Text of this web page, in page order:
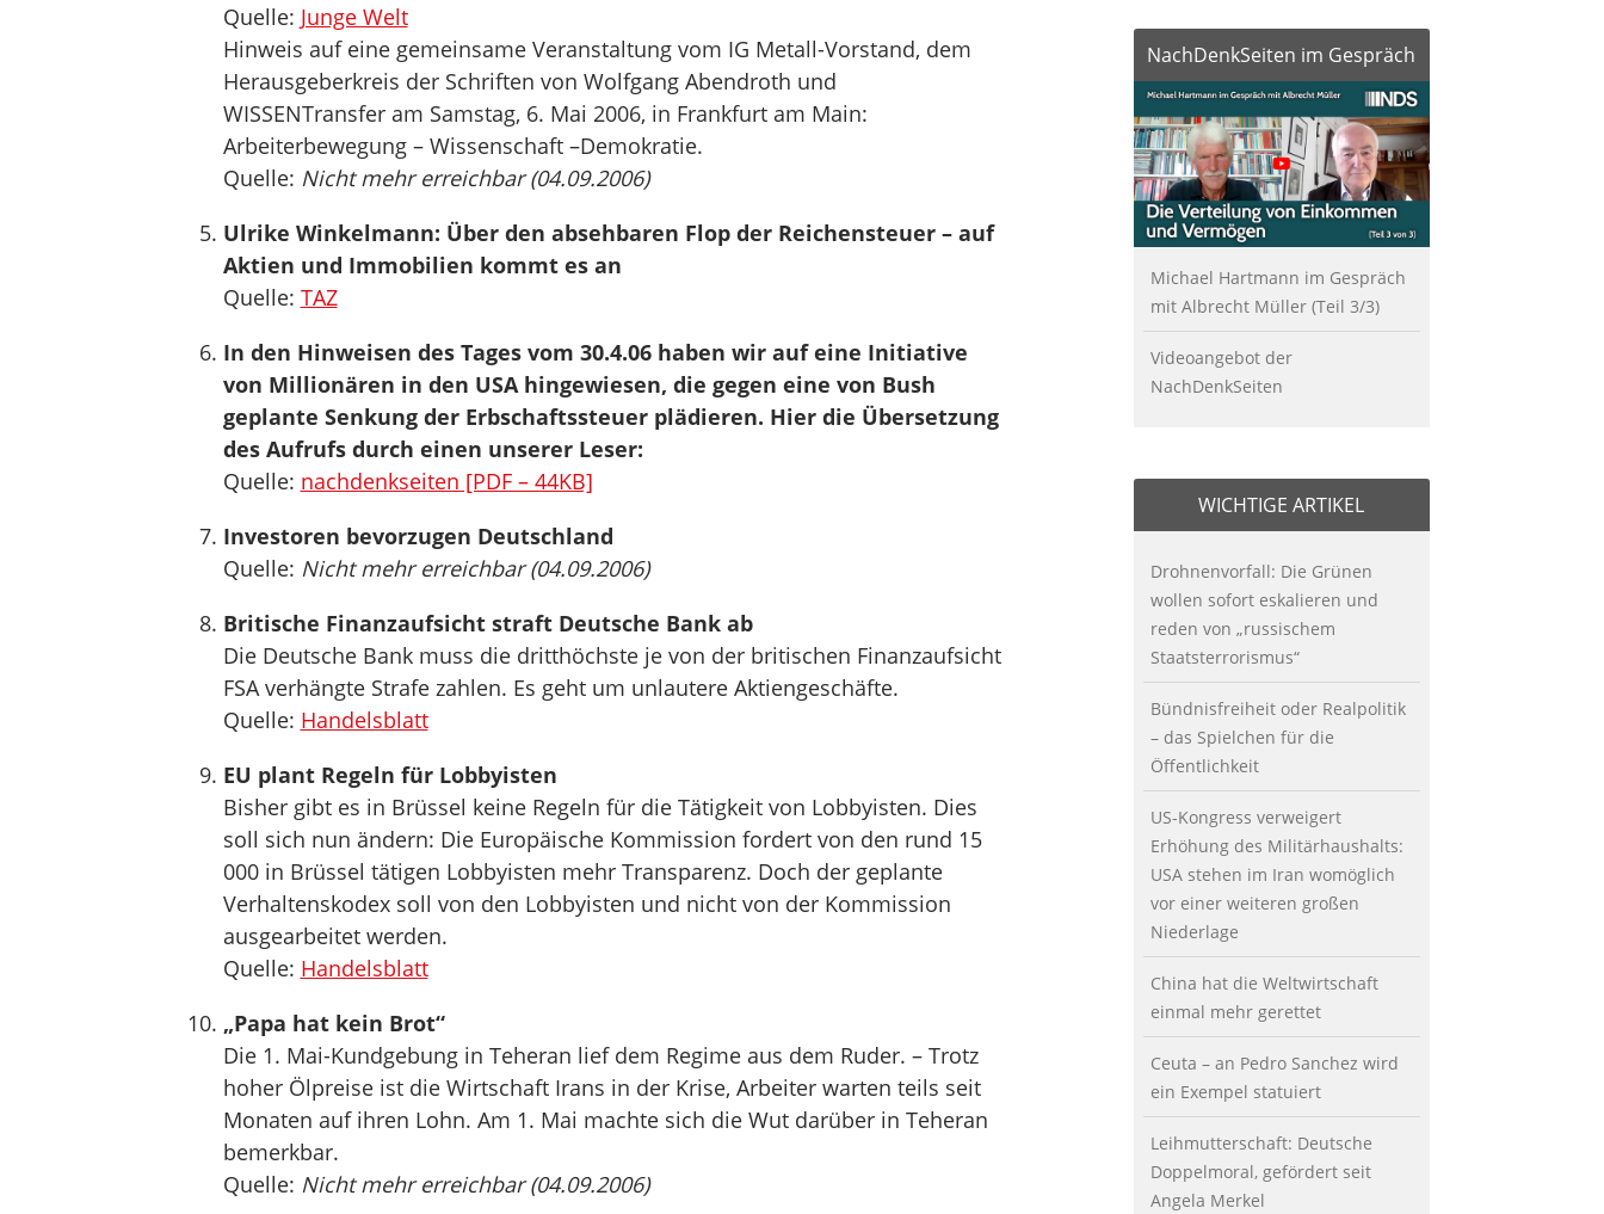
Quelle: Junge Welt
Hinweis auf eine gemeinsame Veranstaltung vom IG Metall-Vorstand, dem
Herausgeberkreis der Schriften von Wolfgang Abendroth und
WISSENTransfer am Samstag, 6. Mai 2006, in Frankfurt am Main:
Arbeiterbewegung – Wissenschaft –Demokratie.
Quelle: Nicht mehr erreichbar (04.09.2006)
Ulrike Winkelmann: Über den absehbaren Flop der Reichensteuer – auf
Aktien und Immobilien kommt es an
Quelle: TAZ
In den Hinweisen des Tages vom 30.4.06 haben wir auf eine Initiative
von Millionären in den USA hingewiesen, die gegen eine von Bush
geplante Senkung der Erbschaftssteuer plädieren. Hier die Übersetzung
des Aufrufs durch einen unserer Leser:
Quelle: nachdenkseiten [PDF – 44KB]
Investoren bevorzugen Deutschland
Quelle: Nicht mehr erreichbar (04.09.2006)
Britische Finanzaufsicht straft Deutsche Bank ab
Die Deutsche Bank muss die dritthöchste je von der britischen Finanzaufsicht
FSA verhängte Strafe zahlen. Es geht um unlautere Aktiengeschäfte.
Quelle: Handelsblatt
EU plant Regeln für Lobbyisten
Bisher gibt es in Brüssel keine Regeln für die Tätigkeit von Lobbyisten. Dies
soll sich nun ändern: Die Europäische Kommission fordert von den rund 15
000 in Brüssel tätigen Lobbyisten mehr Transparenz. Doch der geplante
Verhaltenskodex soll von den Lobbyisten und nicht von der Kommission
ausgearbeitet werden.
Quelle: Handelsblatt
„Papa hat kein Brot“
Die 1. Mai-Kundgebung in Teheran lief dem Regime aus dem Ruder. – Trotz
hoher Ölpreise ist die Wirtschaft Irans in der Krise, Arbeiter warten teils seit
Monaten auf ihren Lohn. Am 1. Mai machte sich die Wut darüber in Teheran
bemerkbar.
Quelle: Nicht mehr erreichbar (04.09.2006)
NachDenkSeiten im Gespräch
Michael Hartmann im Gespräch
mit Albrecht Müller (Teil 3/3)
Videoangebot der
NachDenkSeiten
WICHTIGE ARTIKEL
Drohnenvorfall: Die Grünen
wollen sofort eskalieren und
reden von „russischem
Staatsterrorismus“
Bündnisfreiheit oder Realpolitik
– das Spielchen für die
Öffentlichkeit
US-Kongress verweigert
Erhöhung des Militärhaushalts:
USA stehen im Iran womöglich
vor einer weiteren großen
Niederlage
China hat die Weltwirtschaft
einmal mehr gerettet
Ceuta – an Pedro Sanchez wird
ein Exempel statuiert
Leihmutterschaft: Deutsche
Doppelmoral, gefördert seit
Angela Merkel